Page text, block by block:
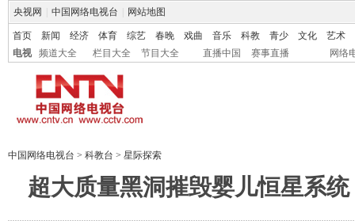
央视网 中国网络电视台 网站地图
首页 新闻 经济 体育 综艺 春晚 戏曲 音乐 科教 青少 文化
艺术
电视
频道大全 栏目大全 节目大全 直播中国 赛事直播 网络
中国网络电视台 > 科教台 > 星际探索
超大质量黑洞摧毁婴儿恒星系